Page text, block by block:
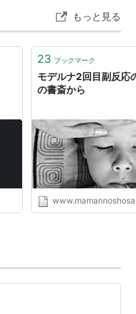
もっと見る
23 ブックマーク
モデルナ2回目副反応
の書斎から